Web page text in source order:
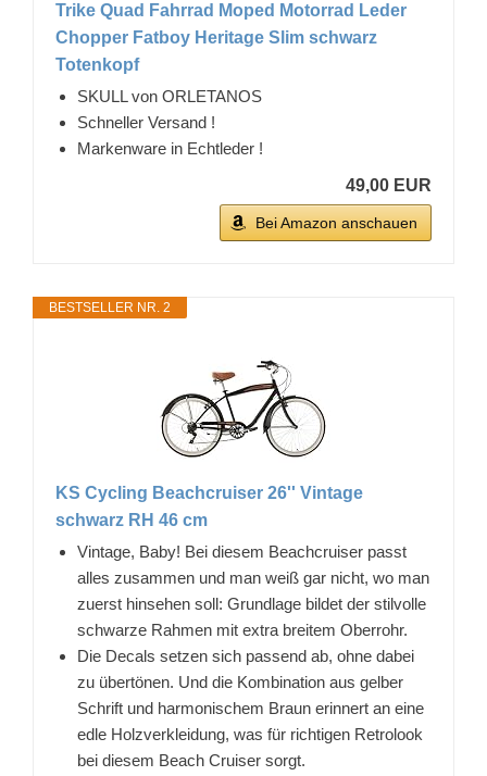
Trike Quad Fahrrad Moped Motorrad Leder
Chopper Fatboy Heritage Slim schwarz
Totenkopf
SKULL von ORLETANOS
Schneller Versand !
Markenware in Echtleder !
49,00 EUR
Bei Amazon anschauen
BESTSELLER NR. 2
KS Cycling Beachcruiser 26'' Vintage
schwarz RH 46 cm
Vintage, Baby! Bei diesem Beachcruiser passt
alles zusammen und man weiß gar nicht, wo man
zuerst hinsehen soll: Grundlage bildet der stilvolle
schwarze Rahmen mit extra breitem Oberrohr.
Die Decals setzen sich passend ab, ohne dabei
zu übertönen. Und die Kombination aus gelber
Schrift und harmonischem Braun erinnert an eine
edle Holzverkleidung, was für richtigen Retrolook
bei diesem Beach Cruiser sorgt.